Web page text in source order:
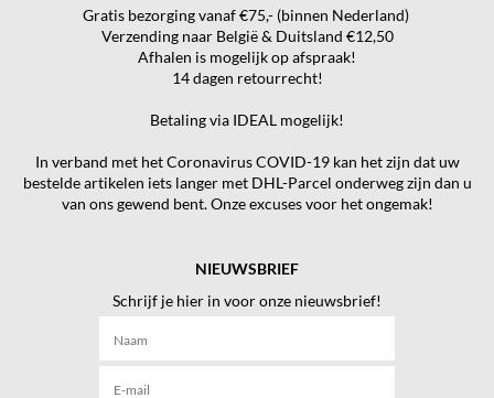
Gratis bezorging vanaf €75,- (binnen Nederland)
Verzending naar België & Duitsland €12,50
Afhalen is mogelijk op afspraak!
14 dagen retourrecht!
Betaling via IDEAL mogelijk!
In verband met het Coronavirus COVID-19 kan het zijn dat uw
bestelde artikelen iets langer met DHL-Parcel onderweg zijn dan u
van ons gewend bent. Onze excuses voor het ongemak!
NIEUWSBRIEF
Schrijf je hier in voor onze nieuwsbrief!